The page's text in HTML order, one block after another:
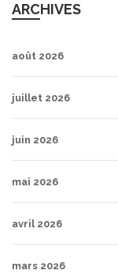
ARCHIVES
août 2026
juillet 2026
juin 2026
mai 2026
avril 2026
mars 2026